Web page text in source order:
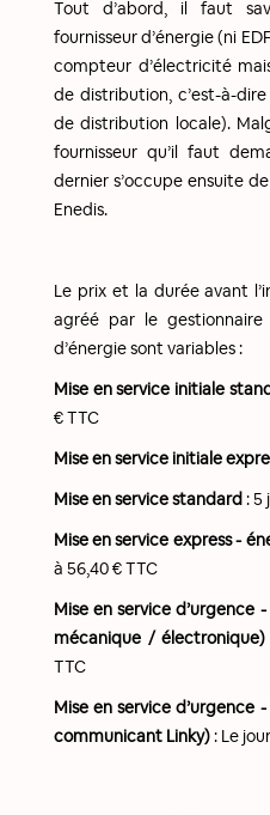
Tout d’abord, il faut
fournisseur d’énergie (ni
compteur d’électricité
de distribution, c’est-à-
de distribution locale).
fournisseur qu’il faut
dernier s’occupe ensuite
Enedis.
Le prix et la durée avant
agréé par le
d’énergie sont variables :
Mise en service initiale
€ TTC
Mise en service initiale
Mise en service standard :5
Mise en service express -
à 56,40 € TTC
Mise en service d’urgence
mécanique / électronique)
TTC
Mise en service d’urgence
communicant Linky): Le